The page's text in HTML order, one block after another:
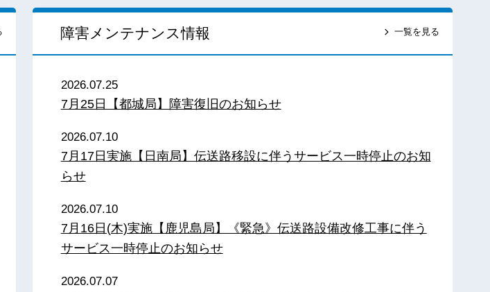
障害メンテナンス情報 一覧を見る
2026.07.25
7月25日【都城局】障害復旧のお知らせ
2026.07.10
7月17日実施【日南局】伝送路移設に伴うサービス一時停止のお知
らせ
2026.07.10
7月16日(木)実施【鹿児島局】《緊急》伝送路設備改修工事に伴う
サービス一時停止のお知らせ
2026.07.07